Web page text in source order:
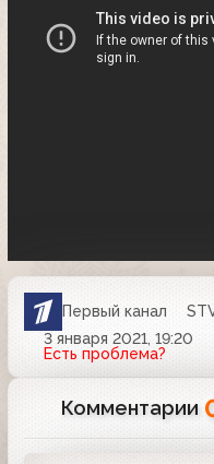
Первый канал
3 января 2021, 19:20
Есть проблема?
Комментарии